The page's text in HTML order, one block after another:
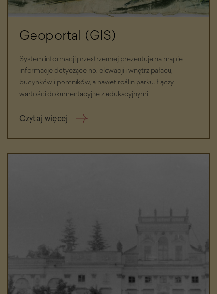
Geoportal (GIS)
System informacji przestrzennej prezentuje na mapie
informacje dotyczące np. elewacji i wnętrz pałacu,
budynków i pomników, a nawet roślin parku. Łączy
wartości dokumentacyjne z edukacyjnymi.
Czytaj więcej